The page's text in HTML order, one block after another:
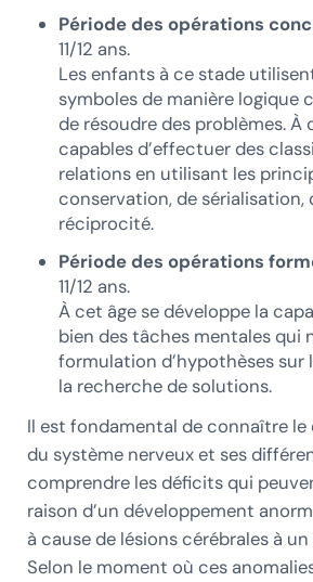
Période des opérations
11/12 ans.
Les enfants à ce stade
symboles de manière logique
de résoudre des problèmes. À
capables d’effectuer des
relations en utilisant les
conservation, de sérialisation,
réciprocité.
Période des opérations
11/12 ans.
À cet âge se développe la
bien des tâches mentales qui
formulation d’hypothèses sur
la recherche de solutions.
Il est fondamental de connaître
du système nerveux et ses
comprendre les déficits qui
raison d’un développement
à cause de lésions cérébrales à
Selon le moment où ces